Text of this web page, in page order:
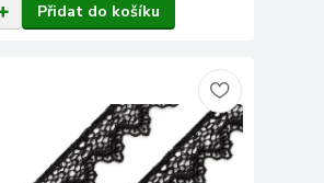
Přidat do košíku